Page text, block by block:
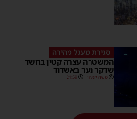
סגירת מעגל מהירה
המשטרה עצרה קטין בחשד
שדקר נער באשדוד
משה קאהן 21:59